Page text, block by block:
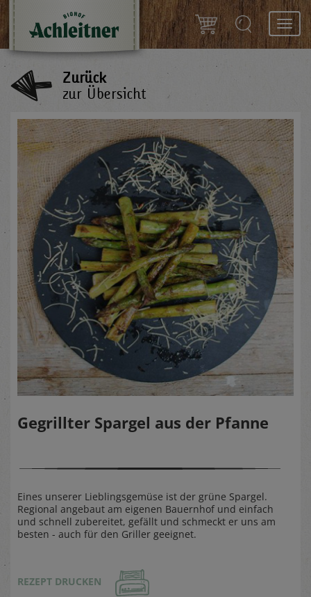
Zurück
zur Übersicht
Gegrillter Spargel aus der Pfanne
Eines unserer Lieblingsgemüse ist der grüne Spargel.
Regional angebaut am eigenen Bauernhof und einfach
und schnell zubereitet, gefällt und schmeckt er uns am
besten - auch für den Griller geeignet.
REZEPT DRUCKEN